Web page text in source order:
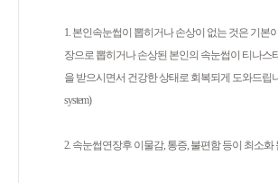
1. 본인속눈썹이 뽑히거나 손상이 없는 것은 기본
장으로 뽑히거나 손상된 본인의 속눈썹이 티나스
을 받으시면서 건강한 상태로 회복되게 도와드립니
system)
2. 속눈썹연장후 이물감, 통증, 불편함 등이 최소화